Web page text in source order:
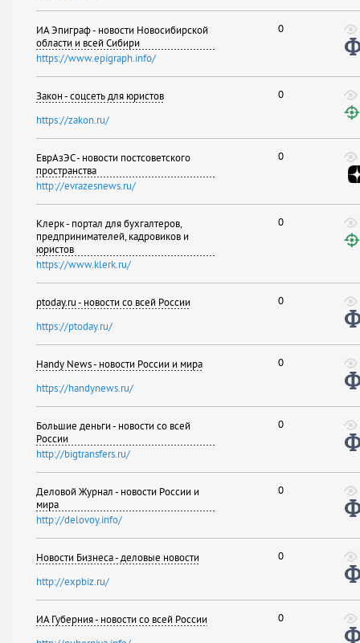
ИА Эпиграф - новости Новосибирской
области и всей Сибири
https://www.epigraph.info/
0
Закон - соцсеть для юристов
https://zakon.ru/
0
ЕврАзЭС - новости постсоветского
пространства
http://evrazesnews.ru/
0
Клерк - портал для бухгалтеров,
предпринимателей, кадровиков и
юристов
https://www.klerk.ru/
0
ptoday.ru - новости со всей России
https://ptoday.ru/
0
Handy News - новости России и мира
https://handynews.ru/
0
Большие деньги - новости со всей
России
http://bigtransfers.ru/
0
Деловой Журнал - новости России и
мира
http://delovoy.info/
0
Новости Бизнеса - деловые новости
http://expbiz.ru/
0
ИА Губерния - новости со всей России
0